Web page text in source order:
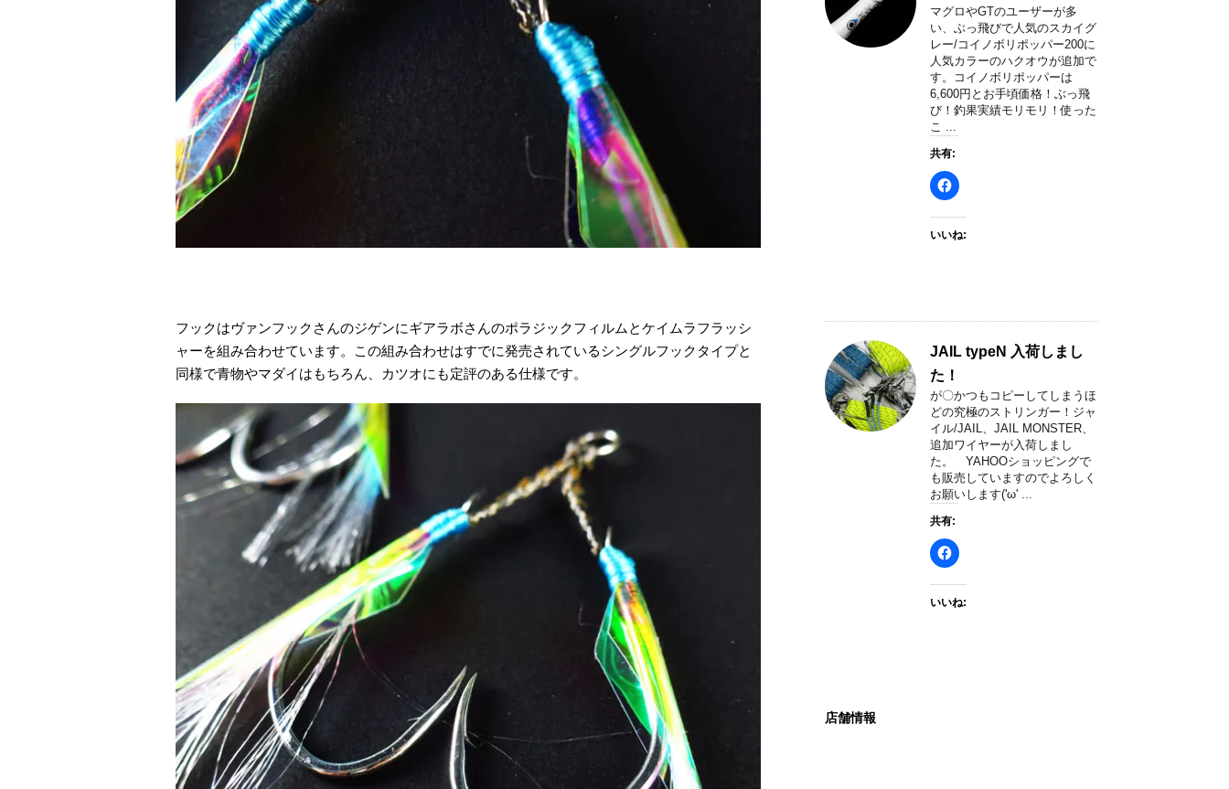
フックはヴァンフックさんのジゲンにギアラボさんのポラジックフィルムとケイムラフラッシ
ャーを組み合わせています。この組み合わせはすでに発売されているシングルフックタイプと
同様で青物やマダイはもちろん、カツオにも定評のある仕様です。
マグロやGTのユーザーが多
い、ぶっ飛びで人気のスカイグ
レー/コイノボリポッパー200に
人気カラーのハクオウが追加で
す。コイノボリポッパーは
6,600円とお手頃価格！ぶっ飛
び！釣果実績モリモリ！使った
こ ...
共有:
いいね:
JAIL typeN 入荷しまし
た！
が〇かつもコピーしてしまうほ
どの究極のストリンガー！ジャ
イル/JAIL、JAIL MONSTER、
追加ワイヤーが入荷しまし
た。 YAHOOショッピングで
も販売していますのでよろしく
お願いします('ω' ...
共有:
いいね:
店舗情報